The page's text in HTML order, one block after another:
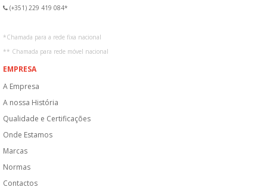
(+351) 229 419 084*
*Chamada para a rede fixa nacional
** Chamada para rede móvel nacional
EMPRESA
A Empresa
A nossa História
Qualidade e Certificações
Onde Estamos
Marcas
Normas
Contactos